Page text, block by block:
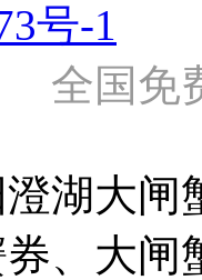
号-1
国免费
湖大
、大